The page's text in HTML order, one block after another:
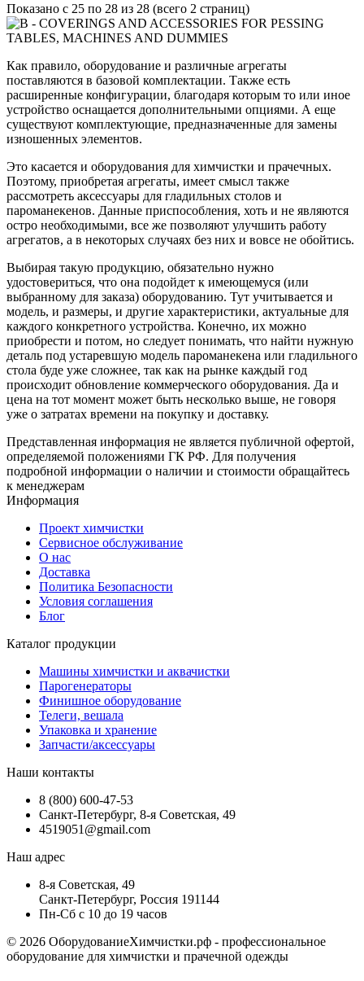
Показано с 25 по 28 из 28 (всего 2 страниц)
Как правило, оборудование и различные агрегаты
поставляются в базовой комплектации. Также есть
расширенные конфигурации, благодаря которым то или иное
устройство оснащается дополнительными опциями. А еще
существуют комплектующие, предназначенные для замены
изношенных элементов.
Это касается и оборудования для химчистки и прачечных.
Поэтому, приобретая агрегаты, имеет смысл также
рассмотреть аксессуары для гладильных столов и
пароманекенов. Данные приспособления, хоть и не являются
остро необходимыми, все же позволяют улучшить работу
агрегатов, а в некоторых случаях без них и вовсе не обойтись.
Выбирая такую продукцию, обязательно нужно
удостовериться, что она подойдет к имеющемуся (или
выбранному для заказа) оборудованию. Тут учитывается и
модель, и размеры, и другие характеристики, актуальные для
каждого конкретного устройства. Конечно, их можно
приобрести и потом, но следует понимать, что найти нужную
деталь под устаревшую модель пароманекена или гладильного
стола буде уже сложнее, так как на рынке каждый год
происходит обновление коммерческого оборудования. Да и
цена на тот момент может быть несколько выше, не говоря
уже о затратах времени на покупку и доставку.
Представленная информация не является публичной офертой,
определяемой положениями ГК РФ. Для получения
подробной информации о наличии и стоимости обращайтесь
к менеджерам
Информация
Проект химчистки
Сервисное обслуживание
О нас
Доставка
Политика Безопасности
Условия соглашения
Блог
Каталог продукции
Машины химчистки и аквачистки
Парогенераторы
Финишное оборудование
Телеги, вешала
Упаковка и хранение
Запчасти/аксессуары
Наши контакты
8 (800) 600-47-53
Санкт-Петербург, 8-я Советская, 49
4519051@gmail.com
Наш адрес
8-я Советская, 49
Санкт-Петербург, Россия 191144
Пн-Сб с 10 до 19 часов
© 2026 ОборудованиеХимчистки.рф - профессиональное
оборудование для химчистки и прачечной одежды